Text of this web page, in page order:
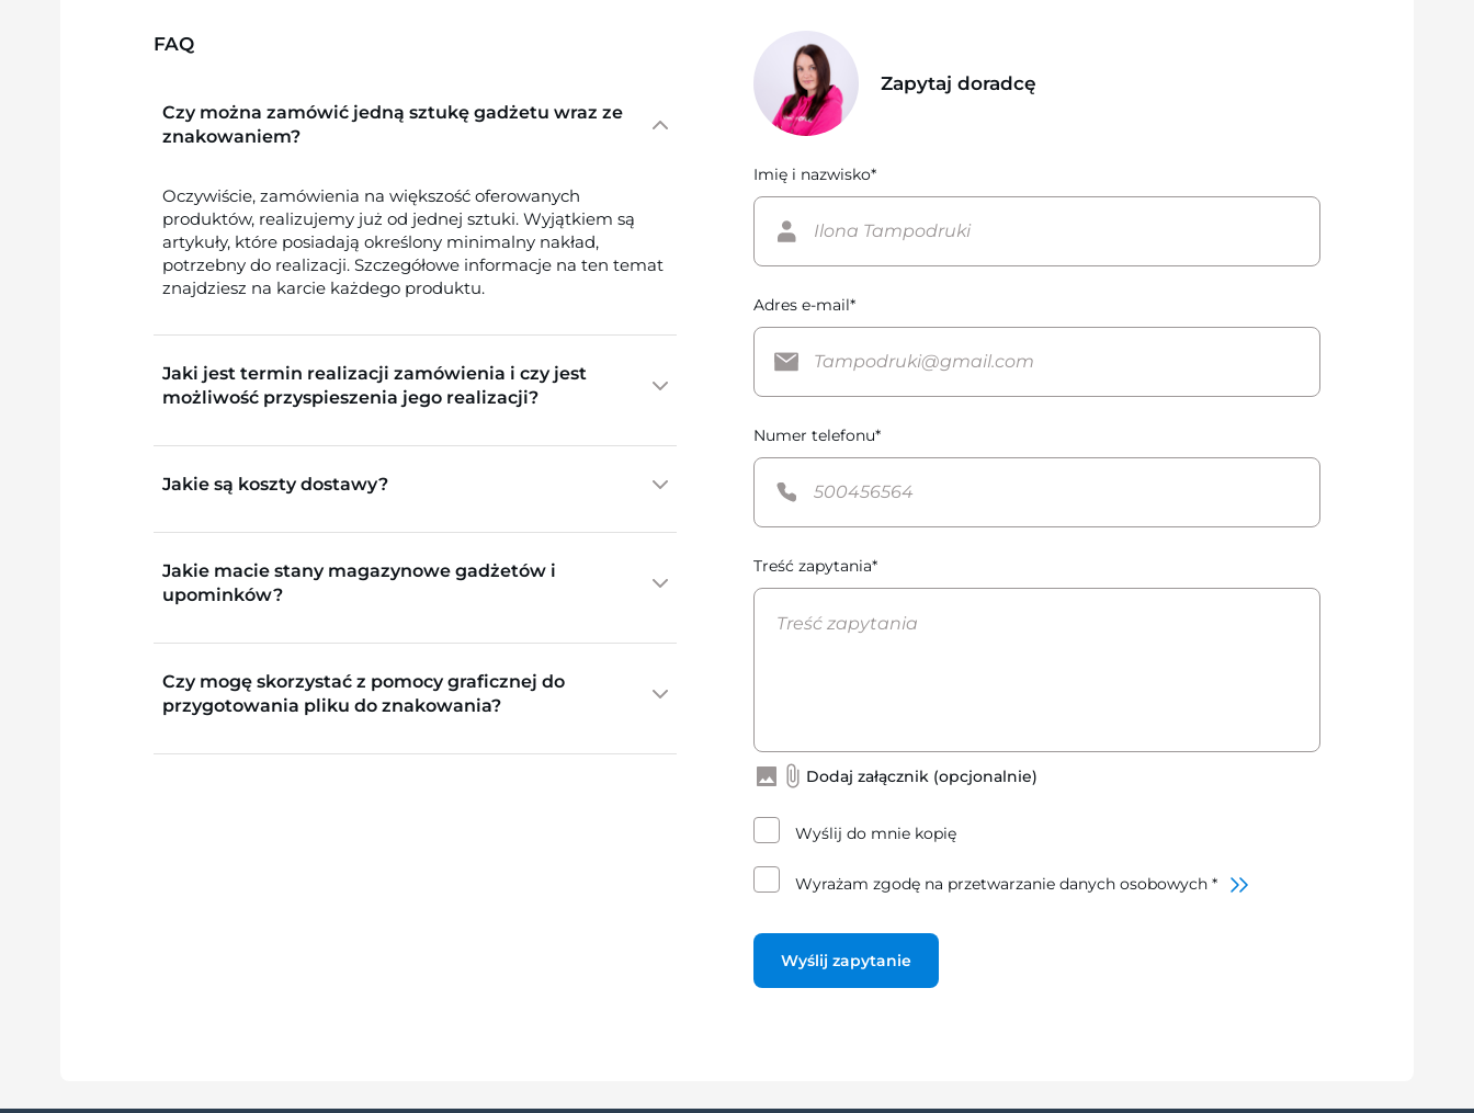
FAQ
Czy można zamówić jedną sztukę gadżetu wraz ze
znakowaniem?
Oczywiście, zamówienia na większość oferowanych
produktów, realizujemy już od jednej sztuki. Wyjątkiem są
artykuły, które posiadają określony minimalny nakład,
potrzebny do realizacji. Szczegółowe informacje na ten temat
znajdziesz na karcie każdego produktu.
Jaki jest termin realizacji zamówienia i czy jest
możliwość przyspieszenia jego realizacji?
Jakie są koszty dostawy?
Jakie macie stany magazynowe gadżetów i
upominków?
Czy mogę skorzystać z pomocy graficznej do
przygotowania pliku do znakowania?
Zapytaj doradcę
Imię i nazwisko*
Adres e-mail*
Numer telefonu*
Treść zapytania*
Dodaj załącznik (opcjonalnie)
Wyślij do mnie kopię
Wyrażam zgodę na przetwarzanie danych osobowych *
Wyślij zapytanie